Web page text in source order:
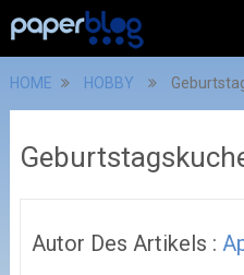
HOME HOBBY
Autor Des Artikels :